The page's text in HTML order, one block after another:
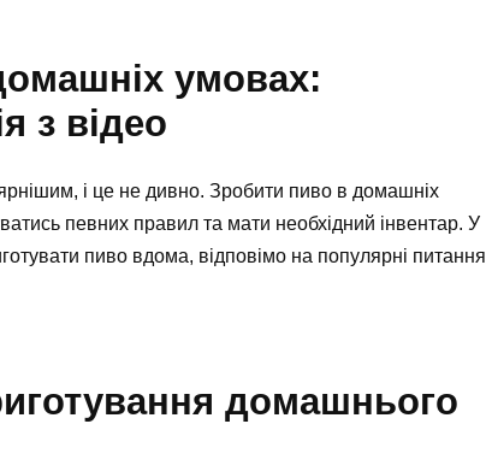
умовах:
з відео
і це не дивно. Зробити пиво в домашніх
певних правил та мати необхідний інвентар. У
пиво вдома, відповімо на популярні питання
домашнього